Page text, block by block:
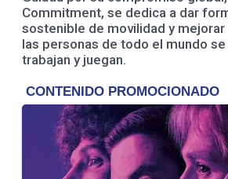
Commitment, se dedica a dar
sostenible de movilidad y
las personas de todo el mundo se
trabajan y juegan.